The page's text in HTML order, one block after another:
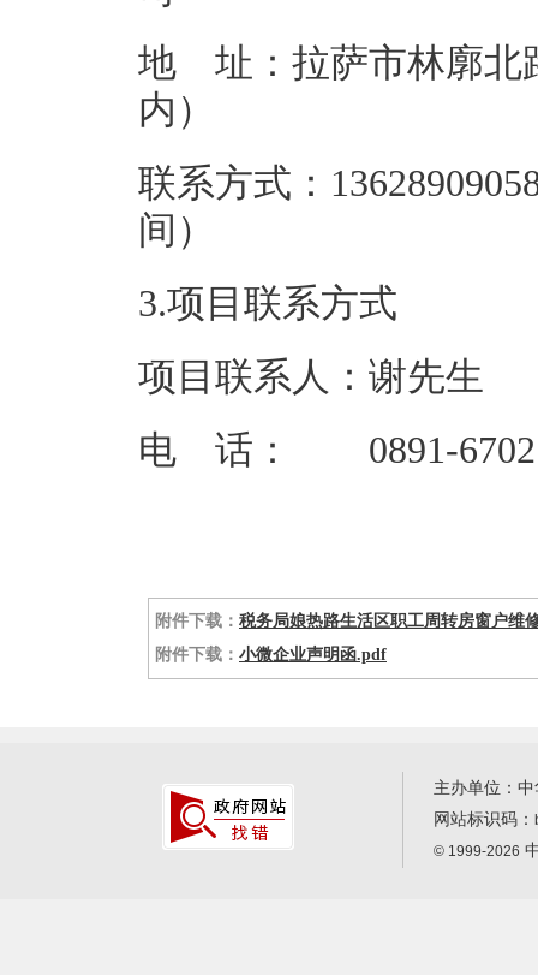
地 址：拉萨市林廓北
内
联系方式：
间
3.项目联系方式
项目联系人：谢先生
电 话： 0891-
附件下载： 税务局娘热路生活区职工周转房窗户维
附件下载： 小微企业声明函.pdf
主办单位：
网站标识码：
© 1999-2026